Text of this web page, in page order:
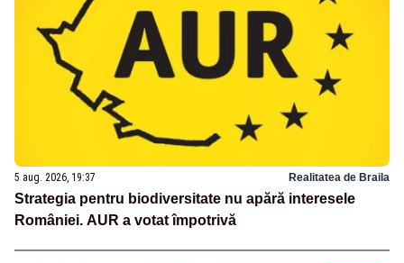
5 aug. 2026, 19:37 Realitatea de Braila
Strategia pentru biodiversitate nu apără interesele
României. AUR a votat împotrivă